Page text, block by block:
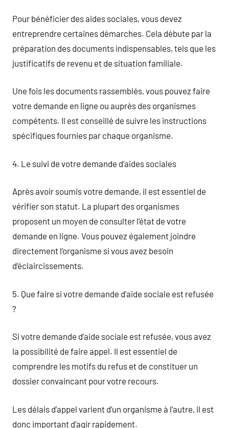
Pour bénéficier des aides sociales, vous devez
entreprendre certaines démarches. Cela débute par la
préparation des documents indispensables, tels que les
justificatifs de revenu et de situation familiale.
Une fois les documents rassemblés, vous pouvez faire
votre demande en ligne ou auprès des organismes
compétents. Il est conseillé de suivre les instructions
spécifiques fournies par chaque organisme.
4. Le suivi de votre demande d’aides sociales
Après avoir soumis votre demande, il est essentiel de
vérifier son statut. La plupart des organismes
proposent un moyen de consulter l’état de votre
demande en ligne. Vous pouvez également joindre
directement l’organisme si vous avez besoin
d’éclaircissements.
5. Que faire si votre demande d’aide sociale est refusée
?
Si votre demande d’aide sociale est refusée, vous avez
la possibilité de faire appel. Il est essentiel de
comprendre les motifs du refus et de constituer un
dossier convaincant pour votre recours.
Les délais d’appel varient d’un organisme à l’autre, il est
donc important d’agir rapidement.